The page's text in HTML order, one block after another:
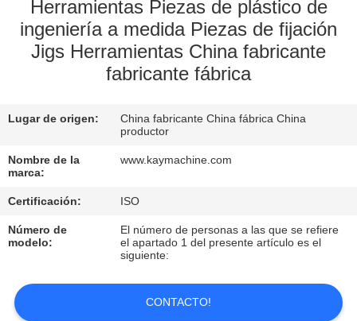
CONTROL
DE
CONTACTO
NOTICIAS
SOLICITAR
COTIZACIÓN
Herramientas Piezas de plástico de
ingeniería a medida Piezas de fijación
Jigs Herramientas China fabricante
fabricante fábrica
Lugar de origen:
China fabricante China fábrica China
productor
Nombre de la
marca:
www.kaymachine.com
Certificación: ISO
Número de
modelo:
El número de personas a las que se refiere
el apartado 1 del presente artículo es el
siguiente:
CONTACTO!